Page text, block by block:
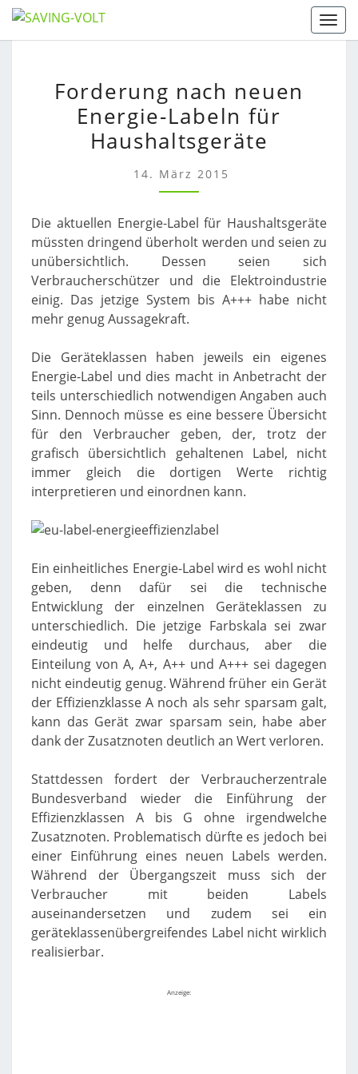
Skip
to
NACH
NEUEN
ENERGIE-
LABELN
FÜR
HAUSHALTSGERÄTE
Forderung nach neuen
Energie-Labeln für
Haushaltsgeräte
14. März 2015
Die aktuellen Energie-Label für Haushaltsgeräte
müssten dringend überholt werden und seien zu
unübersichtlich. Dessen seien sich
Verbraucherschützer und die Elektroindustrie
einig. Das jetzige System bis A+++ habe nicht
mehr genug Aussagekraft.
Die Geräteklassen haben jeweils ein eigenes
Energie-Label und dies macht in Anbetracht der
teils unterschiedlich notwendigen Angaben auch
Sinn. Dennoch müsse es eine bessere Übersicht
für den Verbraucher geben, der, trotz der
grafisch übersichtlich gehaltenen Label, nicht
immer gleich die dortigen Werte richtig
interpretieren und einordnen kann.
Ein einheitliches Energie-Label wird es wohl nicht
geben, denn dafür sei die technische
Entwicklung der einzelnen Geräteklassen zu
unterschiedlich. Die jetzige Farbskala sei zwar
eindeutig und helfe durchaus, aber die
Einteilung von A, A+, A++ und A+++ sei dagegen
nicht eindeutig genug. Während früher ein Gerät
der Effizienzklasse A noch als sehr sparsam galt,
kann das Gerät zwar sparsam sein, habe aber
dank der Zusatznoten deutlich an Wert verloren.
Stattdessen fordert der Verbraucherzentrale
Bundesverband wieder die Einführung der
Effizienzklassen A bis G ohne irgendwelche
Zusatznoten. Problematisch dürfte es jedoch bei
einer Einführung eines neuen Labels werden.
Während der Übergangszeit muss sich der
Verbraucher mit beiden Labels
auseinandersetzen und zudem sei ein
geräteklassenübergreifendes Label nicht wirklich
realisierbar.
Anzeige: